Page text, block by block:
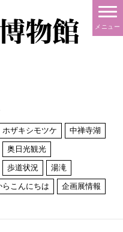
メニュー
ホザキシモツケ 中禅寺湖
奥日光観光
歩道状況 湯滝
らこんにちは 企画展情報